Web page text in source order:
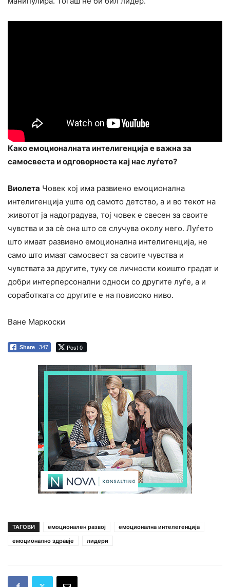
Како емоционалната интелигенција е важна за
самосвеста и одговорноста кај нас луѓето?
Виолета Човек кој има развиено емоционална
интелигенција уште од самото детство, а и во текот на
животот ја надоградува, тој човек е свесен за своите
чувства и за сè она што се случува околу него. Луѓето
што имаат развиено емоционална интелигенција, не
само што имаат самосвест за своите чувства и
чувствата за другите, туку се личности коишто градат и
добри интерперсонални односи со другите луѓе, а и
соработката со другите е на повисоко ниво.
Ване Маркоски
Share 347 Post 0
ТАГОВИ емоционален развој
емоционална интелегенција
емоционално здравје
лидери